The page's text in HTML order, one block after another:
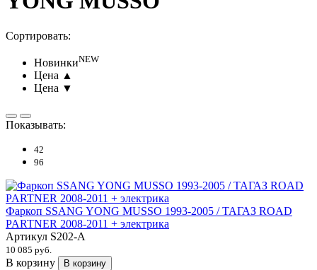
Сортировать:
НовинкиNEW
Цена ▲
Цена ▼
Показывать:
42
96
Фаркоп SSANG YONG MUSSO 1993-2005 / ТАГАЗ ROAD
PARTNER 2008-2011 + электрика
Артикул S202-A
10 085 руб.
В корзину В корзину